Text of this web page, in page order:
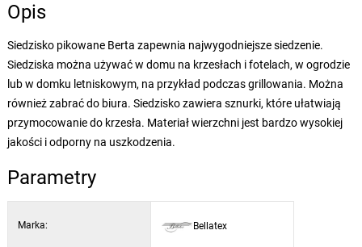
Opis
Siedzisko pikowane Berta zapewnia najwygodniejsze siedzenie.
Siedziska można używać w domu na krzesłach i fotelach, w ogrodzie
lub w domku letniskowym, na przykład podczas grillowania. Można
również zabrać do biura. Siedzisko zawiera sznurki, które ułatwiają
przymocowanie do krzesła. Materiał wierzchni jest bardzo wysokiej
jakości i odporny na uszkodzenia.
Parametry
Marka: Bellatex